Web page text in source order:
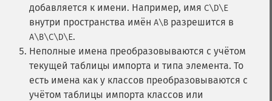
добавляется к имени. Например, имя C\D\E
внутри пространства имён A\B разрешится в
A\B\C\D\E.
Неполные имена преобразовываются с учётом
текущей таблицы импорта и типа элемента. То
есть имена как у классов преобразовываются с
учётом таблицы импорта классов или